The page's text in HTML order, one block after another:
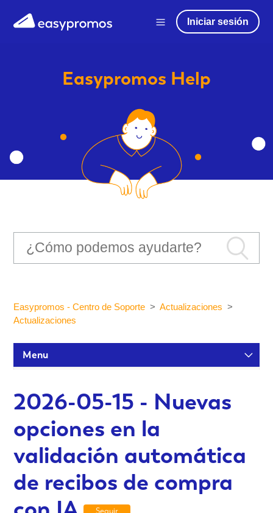
Iniciar sesión
Easypromos Help
Easypromos - Centro de Soporte
Actualizaciones
Actualizaciones
Menu
Participantes y estadísticas
Personalización y Diseño
Publicación y Difusión
2026-05-15 - Nuevas
opciones en la
validación automática
de recibos de compra
Seguir